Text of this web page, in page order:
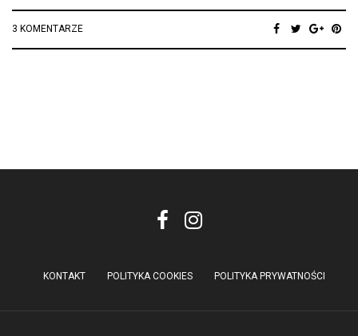
3 KOMENTARZE
KONTAKT POLITYKA COOKIES POLITYKA PRYWATNOŚCI